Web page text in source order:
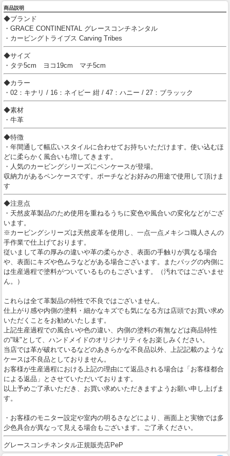
商品説明
◆ブランド
・GRACE CONTINENTAL グレースコンチネンタル
・カービングトライブス Carving Tribes
◆サイズ
・タテ5cm ヨコ19cm マチ5cm
◆カラー
・02：キナリ / 16：ネイビー 紺 / 47：ハニー / 27：ブラッック
◆素材
・牛革
◆特徴
・年間通して幅広いスタイルに合わせてお持ちいただけます。使い込むほ
どに柔らかく風合いも増してきます。
・人気のカービングシリーズにペンケースが登場。
収納力があるペンケースです。ポーチなどお好みの用途で使用して頂けま
す
◆注意点
・天然皮革製品のため使用を重ねるうちに変色や風合いの変化などがござ
います。
※カービングシリーズは天然皮革を使用し、一点一点メキシコ職人さんの
手作業で仕上げております。
従いまして革の厚みの違いや革の柔らかさ、表面の手触りが異なる場合
や、表面にキズや色ムラなどがある場合ございます。またバッグの内側に
は生産過程で塗料がついているものもございます。（汚れではございませ
ん。）
これらは全て革製品の特性で不良ではございません。
仕上がり感や内側の塗料・細かなキズでも気になる方は店頭でお買い求め
いただくことをお勧めいたします。
上記生産過程での風合いや色の違い、内側の塗料の有無などは商品特性
の"味"として、ハンドメイドのオリジナリティをお楽しみください。
当店では革が破れているなどのあきらかな不良品以外、上記記載のような
ケースは不良品としておりません。
お客様が生産過程における上記の理由にて返品される場合は「お客様都合
による返品」とさせていただいております。
以上予めご了承いただき、お買い求めいただきますようお願い申し上げま
す。
・お客様のモニター設定や室内の明るさなどにより、画面上と実物では多
少色具合が異なって見える場合もございます。ご了承ください。
グレースコンチネンタル正規販売店PeP